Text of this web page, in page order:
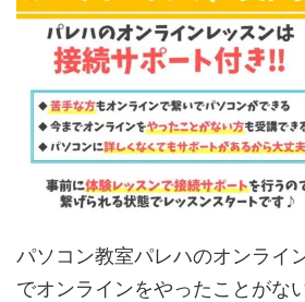
パソコン教室パレハのオンライ
でオンラインをやったことがな